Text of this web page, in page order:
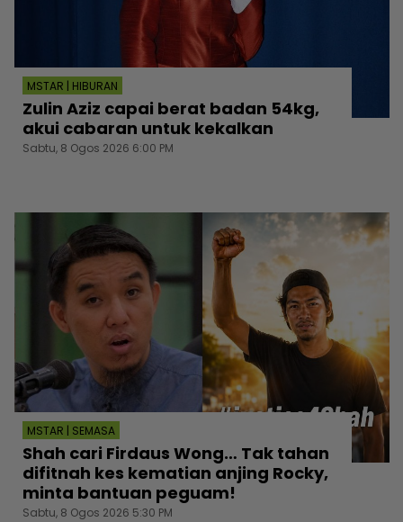
MSTAR | HIBURAN
Zulin Aziz capai berat badan 54kg,
akui cabaran untuk kekalkan
Sabtu, 8 Ogos 2026 6:00 PM
MSTAR | SEMASA
Shah cari Firdaus Wong… Tak tahan
difitnah kes kematian anjing Rocky,
minta bantuan peguam!
Sabtu, 8 Ogos 2026 5:30 PM